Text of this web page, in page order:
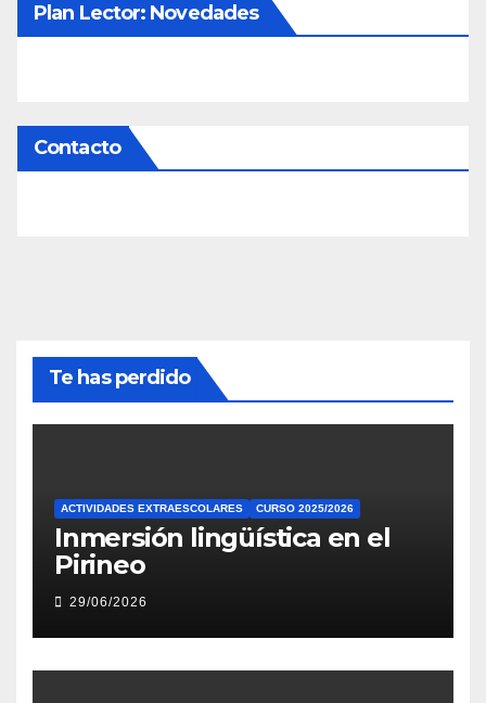
Plan Lector: Novedades
Contacto
Te has perdido
ACTIVIDADES EXTRAESCOLARES CURSO 2025/2026
Inmersión lingüística en el
Pirineo
29/06/2026